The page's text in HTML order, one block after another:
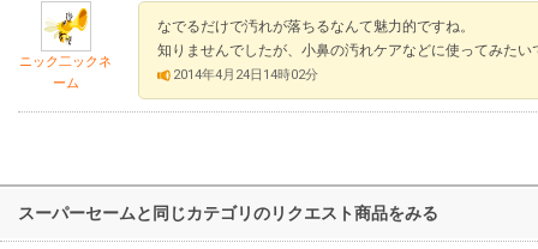
ニック二ックネ
ーム
なでるだけで汚れが落ちるなんて魅力的ですね。
知りませんでしたが、小鼻の汚れケアなどに使ってみたい
2014年4月24日14時02分
スーパーセームと同じカテゴリのリクエスト商品をみる